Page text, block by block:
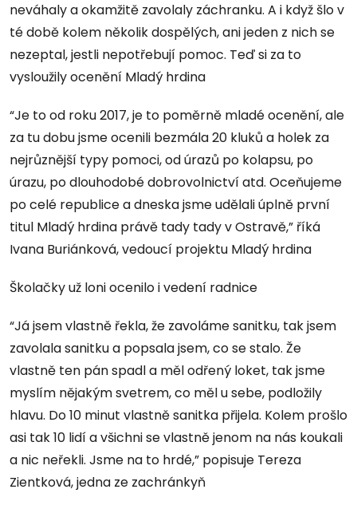
neváhaly a okamžitě zavolaly záchranku. A i když šlo v
té době kolem několik dospělých, ani jeden z nich se
nezeptal, jestli nepotřebují pomoc. Teď si za to
vysloužily ocenění Mladý hrdina
“Je to od roku 2017, je to poměrně mladé ocenění, ale
za tu dobu jsme ocenili bezmála 20 kluků a holek za
nejrůznější typy pomoci, od úrazů po kolapsu, po
úrazu, po dlouhodobé dobrovolnictví atd. Oceňujeme
po celé republice a dneska jsme udělali úplně první
titul Mladý hrdina právě tady tady v Ostravě,” říká
Ivana Buriánková, vedoucí projektu Mladý hrdina
Školačky už loni ocenilo i vedení radnice
“Já jsem vlastně řekla, že zavoláme sanitku, tak jsem
zavolala sanitku a popsala jsem, co se stalo. Že
vlastně ten pán spadl a měl odřený loket, tak jsme
myslím nějakým svetrem, co měl u sebe, podložily
hlavu. Do 10 minut vlastně sanitka přijela. Kolem prošlo
asi tak 10 lidí a všichni se vlastně jenom na nás koukali
a nic neřekli. Jsme na to hrdé,” popisuje Tereza
Zientková, jedna ze zachránkyň